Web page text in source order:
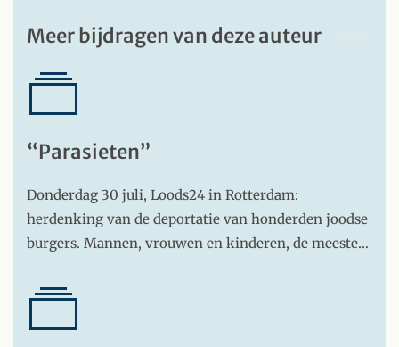
Meer bijdragen van deze auteur
“Parasieten”
Donderdag 30 juli, Loods24 in Rotterdam:
herdenking van de deportatie van honderden joodse
burgers. Mannen, vrouwen en kinderen, de meeste…